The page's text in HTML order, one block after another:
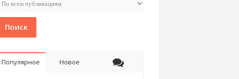
Поиск
Популярное Новое